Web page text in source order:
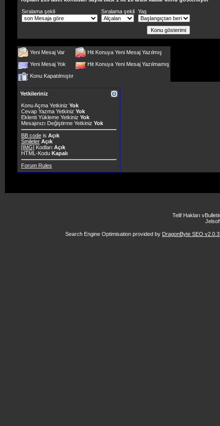
Sıralama şekli
Sıralama şekli Yaş
Yeni Mesaj Var
Hit Konuya Yeni Mesaj Yazılmış
Yeni Mesaj Yok
Hit Konuya Yeni Mesaj Yazılmamış
Konu Kapatılmıştır
Yetkileriniz
Konu Açma Yetkiniz Yok
Cevap Yazma Yetkiniz Yok
Eklenti Yükleme Yetkiniz Yok
Mesajınızı Değiştirme Yetkiniz Yok
BB code is Açık
Smileler Açık
[IMG] Kodları Açık
HTML-Kodu Kapalı
Forum Rules
Telif Hakları
Search Engine Optimisation provided by DragonByte SEO